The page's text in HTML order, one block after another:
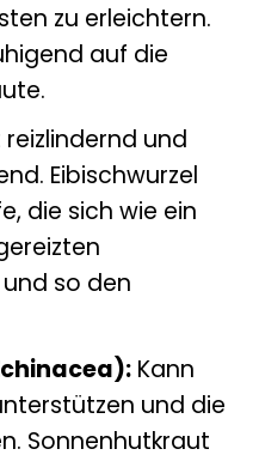
zu erleichtern.
auf die
und
Eibischwurzel
die sich wie ein
so den
Kann
und die
Sonnenhutkraut